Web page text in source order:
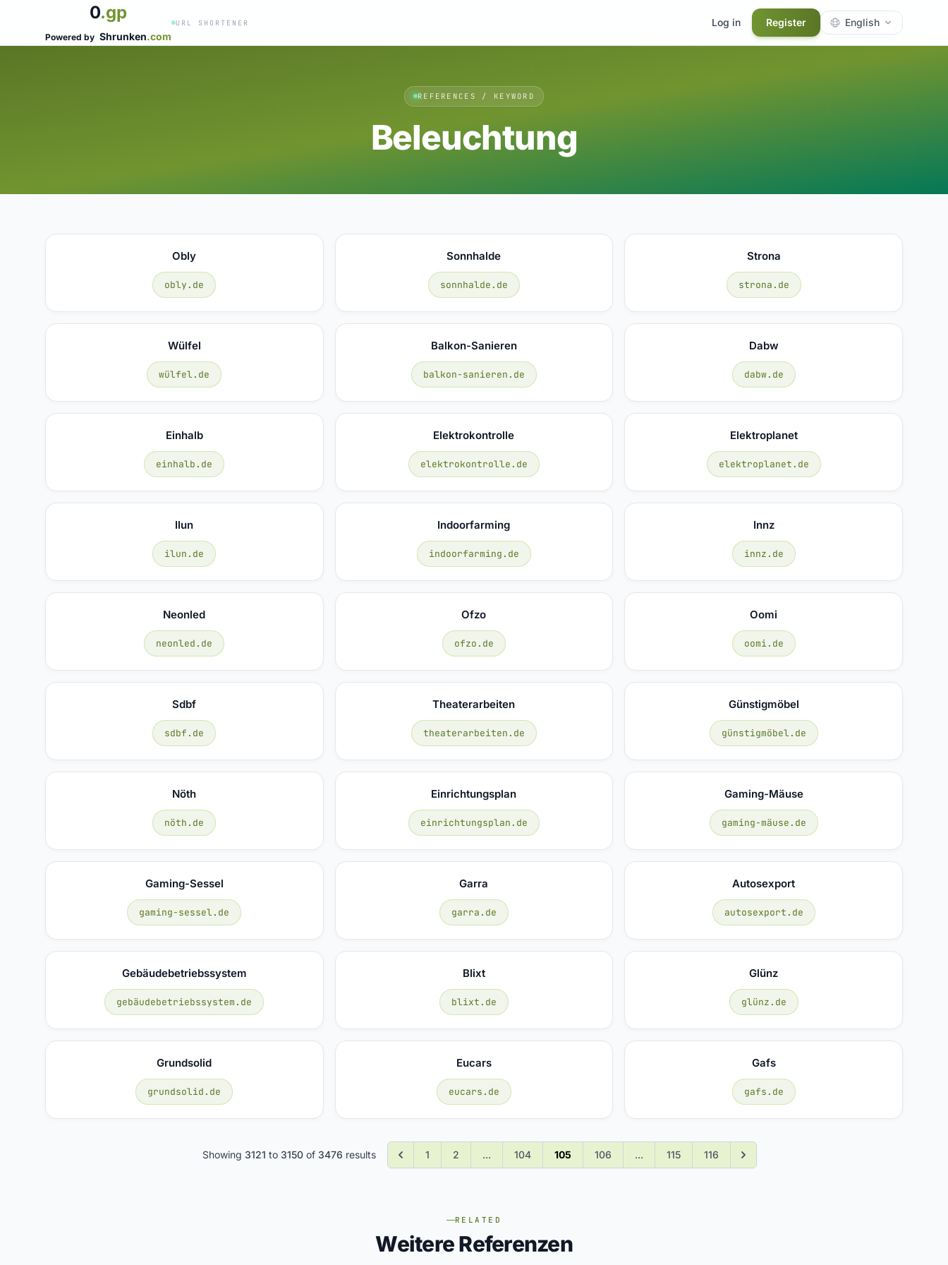
0.gp
Powered by Shrunken.com
URL SHORTENER Log in Register English
REFERENCES / KEYWORD
Beleuchtung
Obly
obly.de
Sonnhalde
sonnhalde.de
Strona
strona.de
Wülfel
wülfel.de
Balkon-Sanieren
balkon-sanieren.de
Dabw
dabw.de
Einhalb
einhalb.de
Elektrokontrolle
elektrokontrolle.de
Elektroplanet
elektroplanet.de
Ilun
ilun.de
Indoorfarming
indoorfarming.de
Innz
innz.de
Neonled
neonled.de
Ofzo
ofzo.de
Oomi
oomi.de
Sdbf
sdbf.de
Theaterarbeiten
theaterarbeiten.de
Günstigmöbel
günstigmöbel.de
Nöth
nöth.de
Einrichtungsplan
einrichtungsplan.de
Gaming-Mäuse
gaming-mäuse.de
Gaming-Sessel
gaming-sessel.de
Garra
garra.de
Autosexport
autosexport.de
Gebäudebetriebssystem
gebäudebetriebssystem.de
Blixt
blixt.de
Glünz
glünz.de
Grundsolid
grundsolid.de
Eucars
eucars.de
Gafs
gafs.de
Showing 3121 to 3150 of 3476 results 1 2 ... 104 105 106 ... 115 116
RELATED
Weitere Referenzen